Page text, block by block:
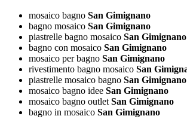
mosaico bagno San Gimignano
bagno mosaico San Gimignano
piastrelle bagno mosaico San Gimignano
bagno con mosaico San Gimignano
mosaico per bagno San Gimignano
rivestimento bagno mosaico San
piastrelle mosaico bagno San Gimignano
mosaico bagno idee San Gimignano
mosaico bagno outletSan Gimignano
bagno in mosaico San Gimignano